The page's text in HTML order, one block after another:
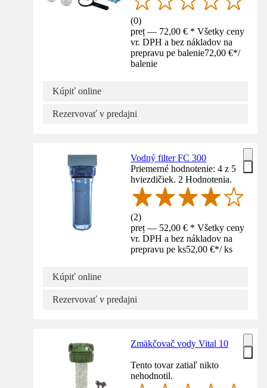
(0)
preț — 72,00 € * Všetky ceny
vr. DPH a bez nákladov na
prepravu pe balenie72,00 €*/
balenie
Kúpiť online
Rezervovať v predajni
Vodný filter FC 300
Priemerné hodnotenie: 4 z 5
hviezdičiek. 2 Hodnotenia.
(2)
preț — 52,00 € * Všetky ceny
vr. DPH a bez nákladov na
prepravu pe ks52,00 €*/ ks
Kúpiť online
Rezervovať v predajni
Zmäkčovač vody Vital 10
Tento tovar zatiaľ nikto
nehodnotil.